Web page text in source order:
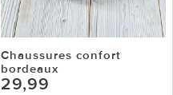
Chaussures confort
bordeaux
29,99